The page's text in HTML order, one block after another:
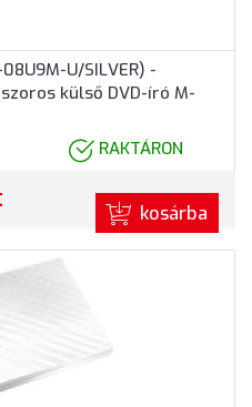
U/SILVER) -
külső DVD-író M-
RAKTÁRON
kosárba